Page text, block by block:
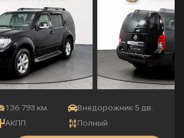
136 793 км.
Внедорожник 5 дв.
АКПП Полный